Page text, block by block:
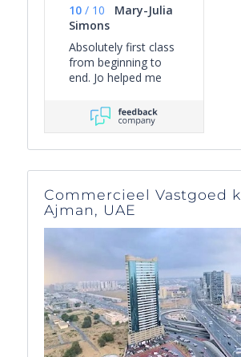
10 / 10
Mary-Julia
Simons
Absolutely first class
from beginning to
end. Jo helped me
Attentiveness and
kindness almost
beyond the call of
duty!
Commercieel Vastgoed
Ajman, UAE